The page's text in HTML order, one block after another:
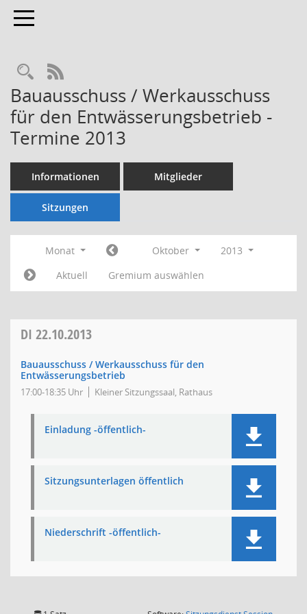
Toggle navigation
Rechercheauswahl
RSS-Feed
Bauausschuss / Werkausschuss
für den Entwässerungsbetrieb -
Termine 2013
Informationen Mitglieder
Sitzungen
Monat Oktober
2013
Aktuell
Gremium auswählen
DI 22.10.2013
Bauausschuss / Werkausschuss für den
Entwässerungsbetrieb
17:00-18:35 Uhr Kleiner Sitzungssaal, Rathaus
Einladung -öffentlich-
Sitzungsunterlagen öffentlich
Niederschrift -öffentlich-